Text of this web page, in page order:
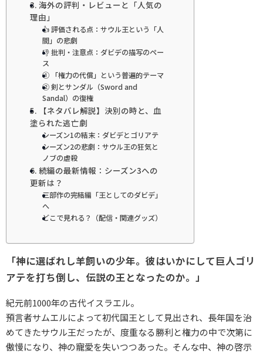
3. 海外の評判・レビューと「人気の
理由」
👍 評価される点：サウル王という「人
間」の悲劇
👎 批判・注意点：ダビデの描写のペー
ス
① 「権力の代償」という普遍的テーマ
② 剣とサンダル（Sword and
Sandal）の復権
5. 【ネタバレ解説】決別の時と、血
塗られた逃亡劇
シーズン1の結末：ダビデとゴリアテ
シーズン2の悲劇：サウル王の狂気と
ノブの虐殺
6. 続編の最新情報：シーズン3への
更新は？
三部作の完結編「王としてのダビデ」
へ
どこで見れる？（配信・関連グッズ）
「神に選ばれし羊飼いの少年。彼はいかにして巨人ゴリ
アテを打ち倒し、伝説の王となったのか。」
紀元前1000年の古代イスラエル。
預言者サムエルによって初代国王として見出され、長年国を治
めてきたサウル王だったが、度重なる勝利と権力の中で次第に
傲慢になり、神の寵愛を失いつつあった。そんな中、神の啓示